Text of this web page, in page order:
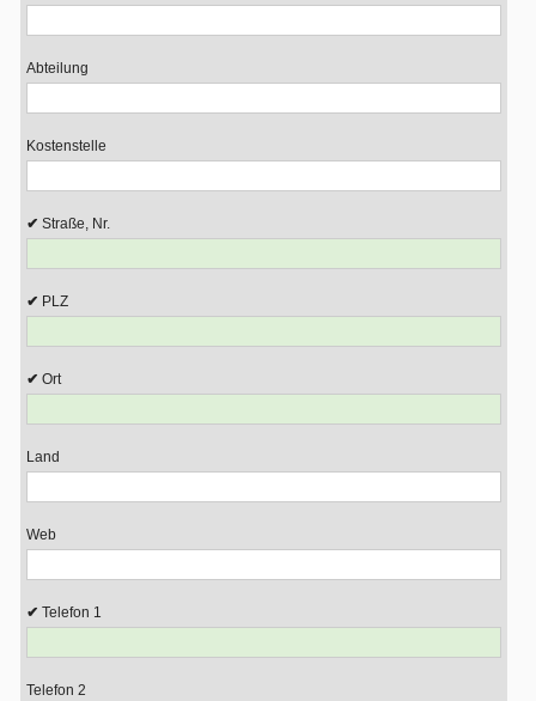
Abteilung
Kostenstelle
Straße, Nr.
PLZ
Ort
Land
Web
Telefon 1
Telefon 2